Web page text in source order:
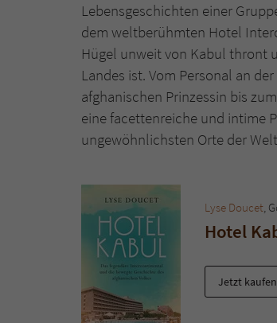
Lebensgeschichten einer
dem weltberühmten Hotel
Hügel unweit von Kabul thront
Landes ist. Vom Personal an
afghanischen Prinzessin bis
eine facettenreiche und intime
ungewöhnlichsten Orte der
Lyse Doucet,
Hotel
Jetzt